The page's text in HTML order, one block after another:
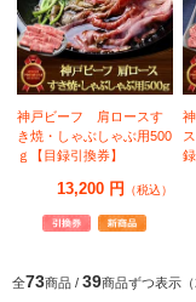
神戸ビーフ 肩ロースす
き焼・しゃぶしゃぶ用500
ｇ【目録引換券】
13,200 円 （税込）
全73商品 / 39商品ずつ表示（